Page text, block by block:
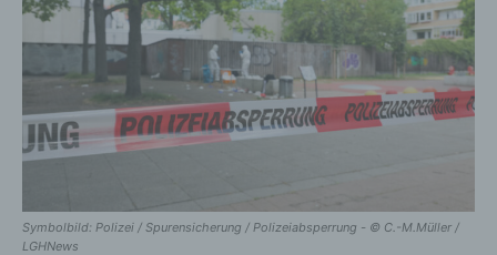
Symbolbild: Polizei / Spurensicherung / Polizeiabsperrung - © C.-M.Müller /
LGHNews